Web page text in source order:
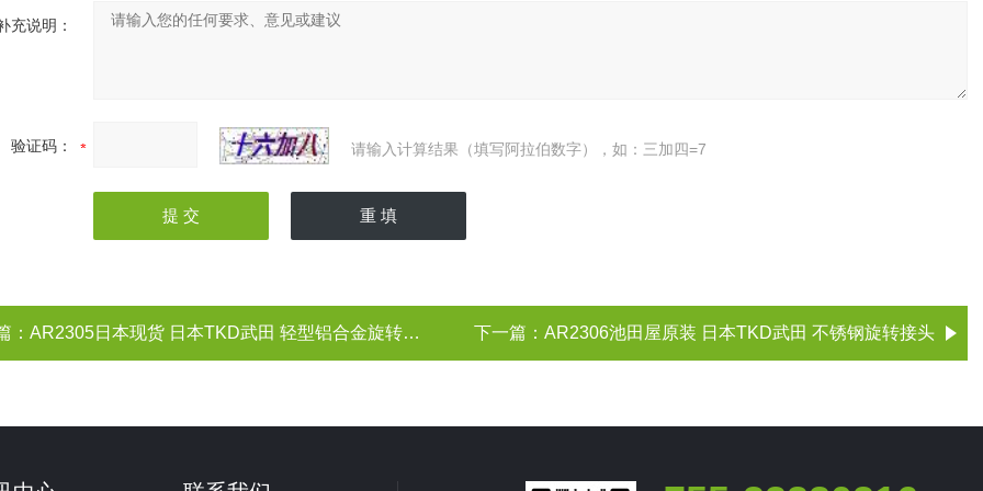
充说明：
验证码： 请输入计算结果（填写阿拉伯数字），如：三加四=7
： AR2305日本现货 日本TKD武田 轻型铝合金旋转接头 下一篇： AR2306池田屋原装 日本TKD武田 不锈钢旋转接头